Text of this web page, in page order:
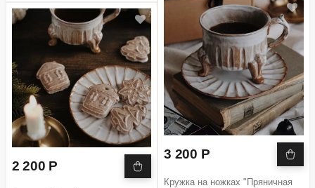
2 200 Р
3 200 Р
Кружка на ножках "Пряничная